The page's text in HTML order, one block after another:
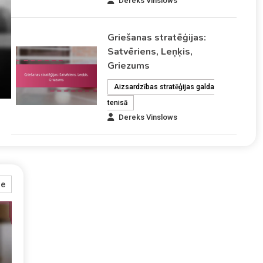
Griešanas stratēģijas:
Satvēriens, Leņķis,
Griezums
Aizsardzības stratēģijas galda
tenisā
Dereks Vinslows